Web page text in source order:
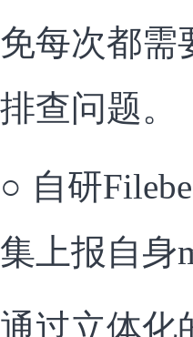
免每次都需
排查问题。
○ 自研
集上报自身
通过立体化